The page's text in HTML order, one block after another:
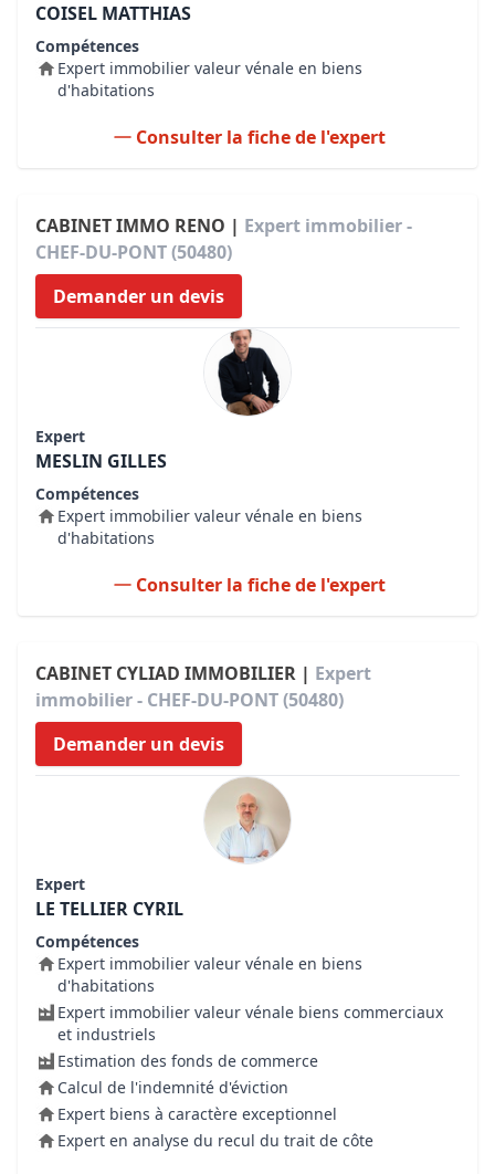
COISEL MATTHIAS
Compétences
Expert immobilier valeur vénale en biens
d'habitations
Consulter la fiche de l'expert
CABINET IMMO RENO | Expert immobilier -
CHEF-DU-PONT (50480)
Demander un devis
Expert
MESLIN GILLES
Compétences
Expert immobilier valeur vénale en biens
d'habitations
Consulter la fiche de l'expert
CABINET CYLIAD IMMOBILIER | Expert
immobilier - CHEF-DU-PONT (50480)
Demander un devis
Expert
LE TELLIER CYRIL
Compétences
Expert immobilier valeur vénale en biens
d'habitations
Expert immobilier valeur vénale biens commerciaux
et industriels
Estimation des fonds de commerce
Calcul de l'indemnité d'éviction
Expert biens à caractère exceptionnel
Expert en analyse du recul du trait de côte